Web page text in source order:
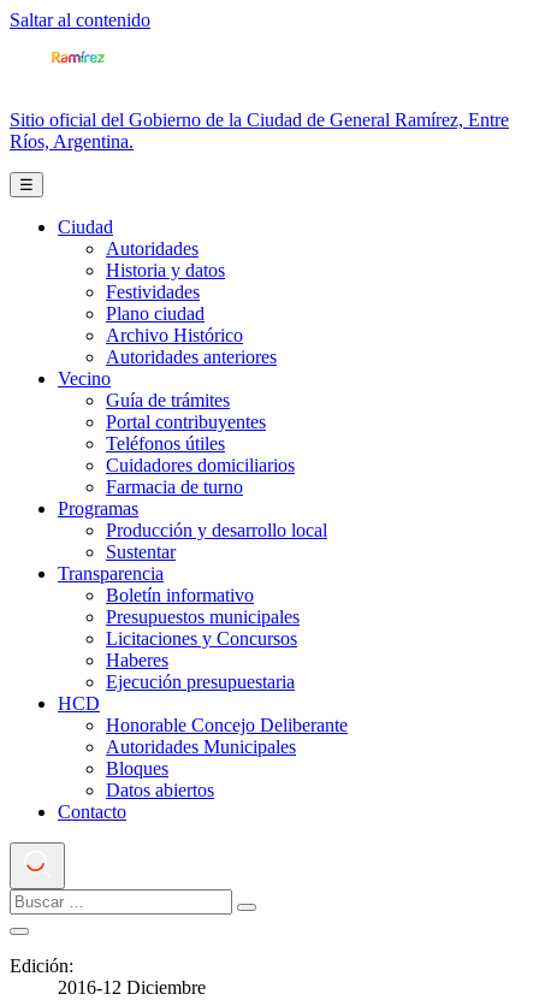
Saltar al contenido
Sitio oficial del Gobierno de la Ciudad de General Ramírez, Entre
Ríos, Argentina.
☰
Ciudad
Autoridades
Historia y datos
Festividades
Plano ciudad
Archivo Histórico
Autoridades anteriores
Vecino
Guía de trámites
Portal contribuyentes
Teléfonos útiles
Cuidadores domiciliarios
Farmacia de turno
Programas
Producción y desarrollo local
Sustentar
Transparencia
Boletín informativo
Presupuestos municipales
Licitaciones y Concursos
Haberes
Ejecución presupuestaria
HCD
Honorable Concejo Deliberante
Autoridades Municipales
Bloques
Datos abiertos
Contacto
Edición:
2016-12 Diciembre